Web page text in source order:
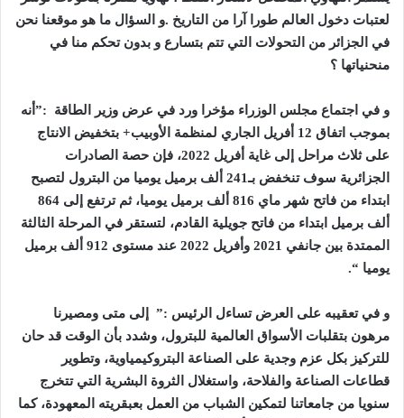
لعتبات دخول العالم طورا آرا من التاريخ .و السؤال ما هو موقعنا نحن
في الجزائر من التحولات التي تتم بتسارع و بدون تحكم منا في
منحنياتها ؟
و في اجتماع مجلس الوزراء مؤخرا ورد في عرض وزير الطاقة :”أنه
بموجب اتفاق 12 أفريل الجاري لمنظمة الأوبيب+ بتخفيض الانتاج
على ثلاث مراحل إلى غاية أفريل 2022، فإن حصة الصادرات
الجزائرية سوف تنخفض بـ241 ألف برميل يوميا من البترول لتصبح
ابتداء من فاتح شهر ماي 816 ألف برميل يوميا، ثم ترتفع إلى 864
ألف برميل ابتداء من فاتح جويلية القادم، لتستقر في المرحلة الثالثة
الممتدة بين جانفي 2021 وأفريل 2022 عند مستوى 912 ألف برميل
يوميا “.
و في تعقيبه على العرض تساءل الرئيس :” إلى متى ومصيرنا
مرهون بتقلبات الأسواق العالمية للبترول، وشدد بأن الوقت قد حان
للتركيز بكل عزم وجدية على الصناعة البتروكيمياوية، وتطوير
قطاعات الصناعة والفلاحة، واستغلال الثروة البشرية التي تتخرج
سنويا من جامعاتنا لتمكين الشباب من العمل بعبقريته المعهودة، كما